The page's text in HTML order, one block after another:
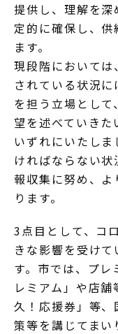
提供し、理解を
定的に確保し、
ます。
現段階において
されている状況
を担う立場とし
望を述べていきた
いずれにいたし
ければならない
報収集に努め、
ります。
3点目として、コ
きな影響を受け
す。市では、プ
レミアム」や店
久！応援券」等
策等を講じてまい